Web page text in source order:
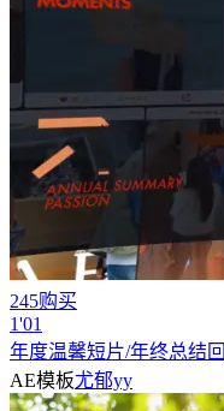
245购买
1'01
年度温馨短片/年终总结
AE模板尤郁yy